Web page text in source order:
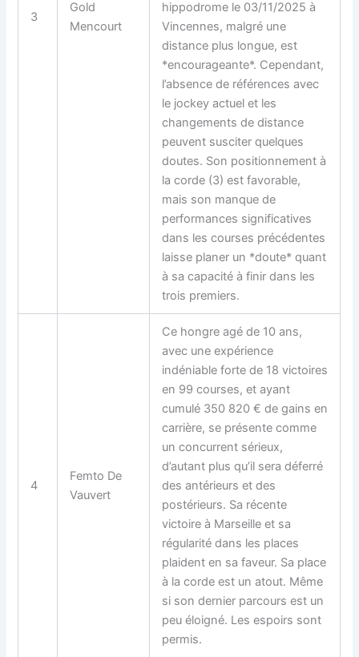
3
Gold
Mencourt
hippodrome le 03/11/2025 à
Vincennes, malgré une
distance plus longue, est
*encourageante*. Cependant,
l’absence de références avec
le jockey actuel et les
changements de distance
peuvent susciter quelques
doutes. Son positionnement à
la corde (3) est favorable,
mais son manque de
performances significatives
dans les courses précédentes
laisse planer un *doute* quant
à sa capacité à finir dans les
trois premiers.
4
Femto De
Vauvert
Ce hongre agé de 10 ans,
avec une expérience
indéniable forte de 18 victoires
en 99 courses, et ayant
cumulé 350 820 € de gains en
carrière, se présente comme
un concurrent sérieux,
d’autant plus qu’il sera déferré
des antérieurs et des
postérieurs. Sa récente
victoire à Marseille et sa
régularité dans les places
plaident en sa faveur. Sa place
à la corde est un atout. Même
si son dernier parcours est un
peu éloigné. Les espoirs sont
permis.